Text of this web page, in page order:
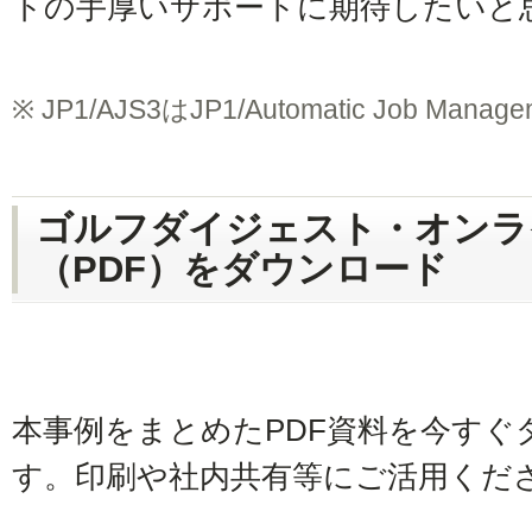
トの手厚いサポートに期待したいと
※ JP1/AJS3はJP1/Automatic Job
ゴルフダイジェスト・オン
（PDF）をダウンロード
本事例をまとめたPDF資料を今す
す。印刷や社内共有等にご活用くだ